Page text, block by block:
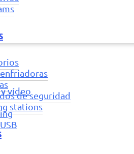
de seguridad
stations
vídeo